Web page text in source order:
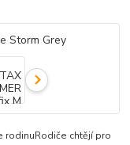
chtějí pro